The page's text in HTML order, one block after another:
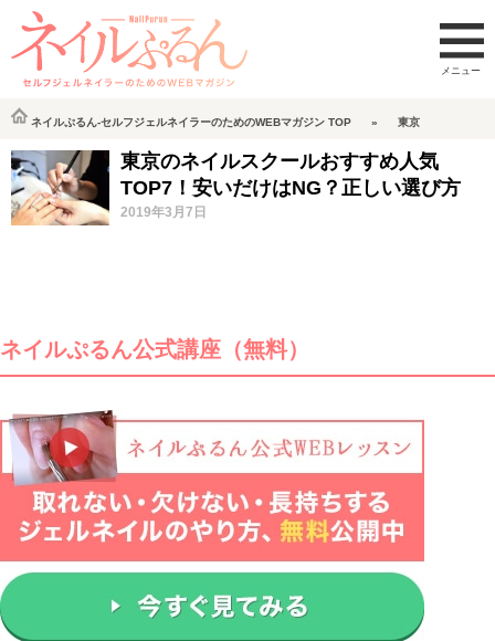
ネイルぷるん-セルフジェルネイラーのためのWEBマガジン TOP 東京
東京のネイルスクールおすすめ人気
TOP7！安いだけはNG？正しい選び方
2019年3月7日
ネイルぷるん公式講座（無料）